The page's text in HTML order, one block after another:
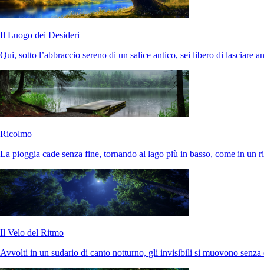
Il Luogo dei Desideri
Qui, sotto l’abbraccio sereno di un salice antico, sei libero di lasciare
Ricolmo
La pioggia cade senza fine, tornando al lago più in basso, come in un
Il Velo del Ritmo
Avvolti in un sudario di canto notturno, gli invisibili si muovono senza